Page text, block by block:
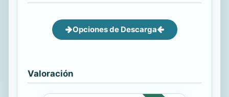
Opciones de Descarga
Valoración